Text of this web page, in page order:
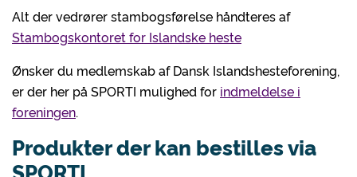
Alt der vedrører stambogsførelse håndteres af
Stambogskontoret for Islandske heste
Ønsker du medlemskab af Dansk Islandshesteforening,
er der her på SPORTI mulighed for indmeldelse i
foreningen.
Produkter der kan bestilles via